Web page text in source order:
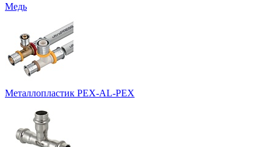
Медь
Металлопластик PEX-AL-PEX